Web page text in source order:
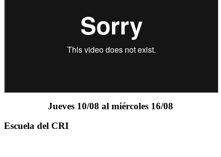
Jueves 10/08 al miércoles 16/08
Escuela del CRI